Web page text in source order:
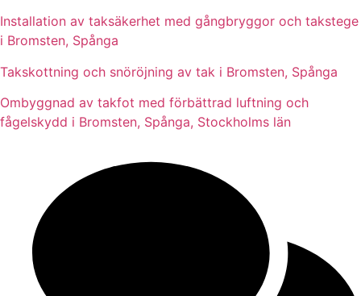
Installation av taksäkerhet med gångbryggor och takstege
i Bromsten, Spånga
Takskottning och snöröjning av tak i Bromsten, Spånga
Ombyggnad av takfot med förbättrad luftning och
fågelskydd i Bromsten, Spånga, Stockholms län